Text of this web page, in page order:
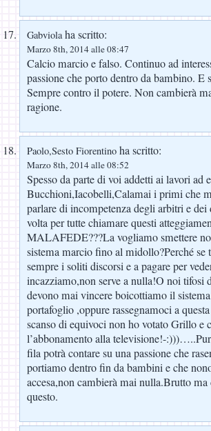
Gabviolaha scritto:
Marzo 8th, 2014 alle 08:47
Calcio marcio e falso. Continuo ad
passione che porto dentro da bambino. E
Sempre contro il potere. Non cambierà
ragione.
Paolo,Sesto Fiorentino ha scritto:
Marzo 8th, 2014 alle 08:52
Spesso da parte di voi addetti ai lavori ad
Bucchioni,Iacobelli,Calamai i primi che
parlare di incompetenza degli arbitri e
volta per tutte chiamare questi
MALAFEDE???La vogliamo smettere
sistema marcio fino al midollo?Perché
sempre i soliti discorsi e a pagare per
incazziamo,non serve a nulla!O noi tifosi
devono mai vincere boicottiamo il
portafoglio ,oppure rassegnamoci a
scanso di equivoci non ho votato Grillo e
l’abbonamento alla televisione!-
fila potrà contare su una passione che
portiamo dentro fin da bambini e che
accesa,non cambierà mai nulla.Brutto
questo.